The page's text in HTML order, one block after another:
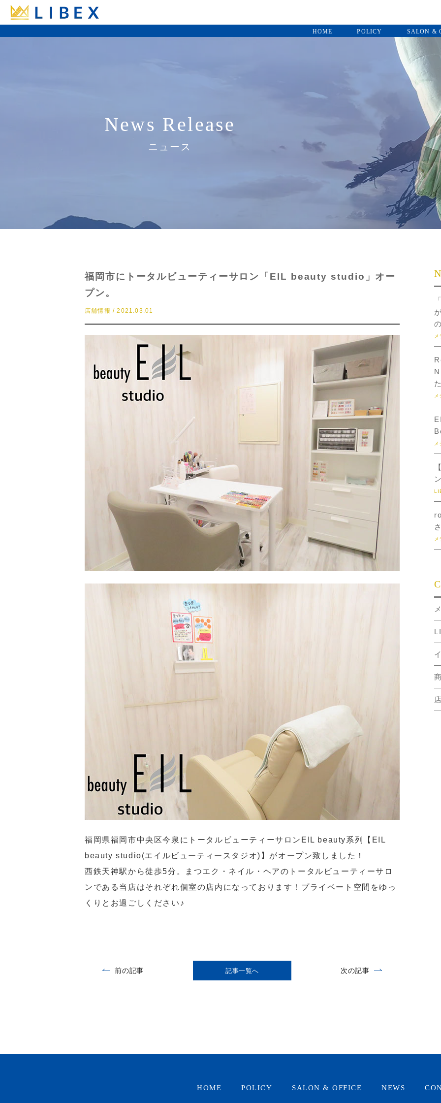
HOME POLICY SALON &
News Release
ニュース
福岡市にトータルビューティーサロン「EIL beauty studio」オー
プン。
店舗情報 / 2021.03.01
福岡県福岡市中央区今泉にトータルビューティーサロンEIL beauty系列【EIL
beauty studio(エイルビューティースタジオ)】がオープン致しました！
西鉄天神駅から徒歩5分。まつエク・ネイル・ヘアのトータルビューティーサロ
ンである当店はそれぞれ個室の店内になっております！プライベート空間をゆっ
くりとお過ごしください♪
前の記事 記事一覧へ 次の記事
HOME POLICY SALON & OFFICE NEWS